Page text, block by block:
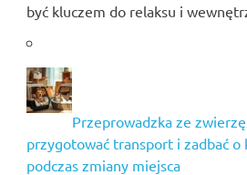
być kluczem do relaksu i
Przeprowadzka ze
przygotować transport i zadbać
podczas zmiany miejsca